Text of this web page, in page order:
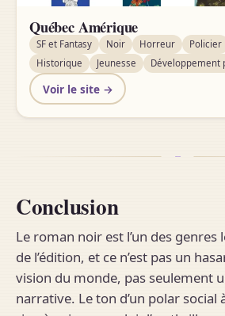
Québec Amérique
SF et Fantasy Noir Horreur Policier
Historique
Jeunesse Développement
Voir le site →
Conclusion
Le roman noir est l’un des genres
de l’édition, et ce n’est pas un
vision du monde, pas seulement
narrative. Le ton d’un polar social